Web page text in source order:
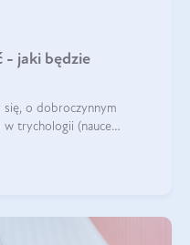
- jaki będzie
się, o dobroczynnym
w trychologii (nauce